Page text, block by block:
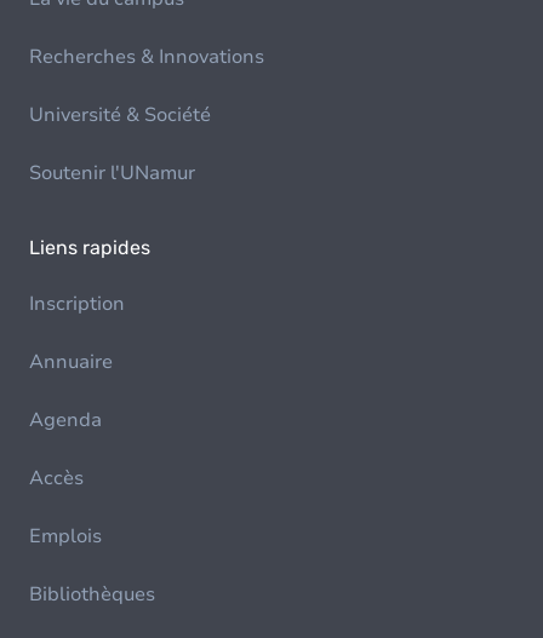
Recherches & Innovations
Université & Société
Soutenir l'UNamur
Liens rapides
Inscription
Annuaire
Agenda
Accès
Emplois
Bibliothèques